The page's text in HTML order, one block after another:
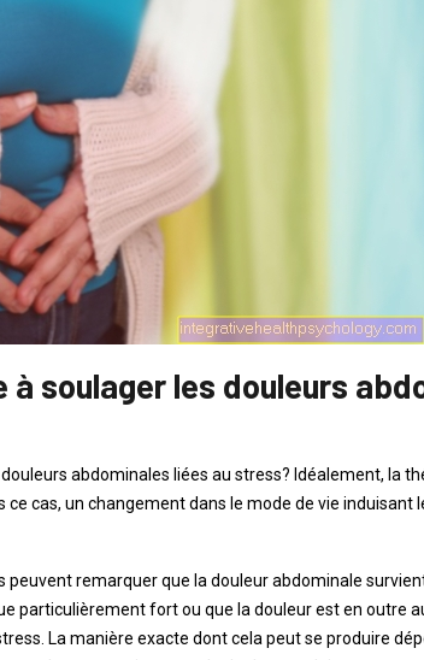
à soulager les douleurs
abdominales liées au stress? Idéalement, la
ce cas, un changement dans le mode de vie induisant
peuvent remarquer que la douleur abdominale
particulièrement fort ou que la douleur est en outre
La manière exacte dont cela peut se produire